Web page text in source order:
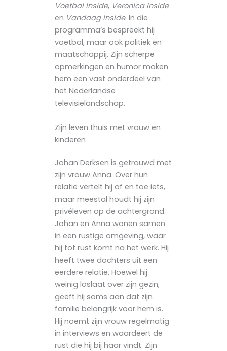
Voetbal Inside, Veronica Inside
en Vandaag Inside. In die
programma’s bespreekt hij
voetbal, maar ook politiek en
maatschappij. Zijn scherpe
opmerkingen en humor maken
hem een vast onderdeel van
het Nederlandse
televisielandschap.
Zijn leven thuis met vrouw en
kinderen
Johan Derksen is getrouwd met
zijn vrouw Anna. Over hun
relatie vertelt hij af en toe iets,
maar meestal houdt hij zijn
privéleven op de achtergrond.
Johan en Anna wonen samen
in een rustige omgeving, waar
hij tot rust komt na het werk. Hij
heeft twee dochters uit een
eerdere relatie. Hoewel hij
weinig loslaat over zijn gezin,
geeft hij soms aan dat zijn
familie belangrijk voor hem is.
Hij noemt zijn vrouw regelmatig
in interviews en waardeert de
rust die hij bij haar vindt. Zijn